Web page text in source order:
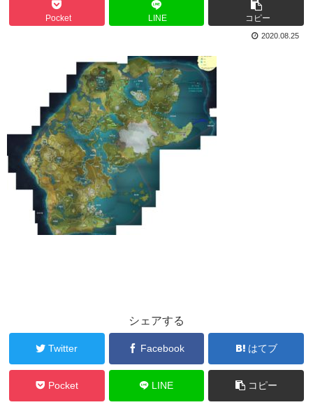
Pocket LINE コピー
2020.08.25
シェアする
Twitter Facebook はてブ
Pocket LINE コピー